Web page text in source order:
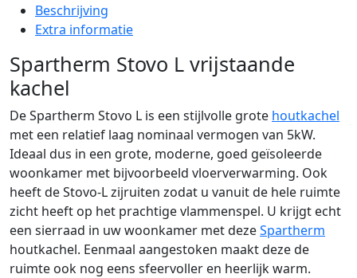
Beschrijving
Extra informatie
Spartherm Stovo L vrijstaande
kachel
De Spartherm Stovo L is een stijlvolle grote houtkachel
met een relatief laag nominaal vermogen van 5kW.
Ideaal dus in een grote, moderne, goed geïsoleerde
woonkamer met bijvoorbeeld vloerverwarming. Ook
heeft de Stovo-L zijruiten zodat u vanuit de hele ruimte
zicht heeft op het prachtige vlammenspel. U krijgt echt
een sierraad in uw woonkamer met dezeSpartherm
houtkachel. Eenmaal aangestoken maakt deze de
ruimte ook nog eens sfeervoller en heerlijk warm.